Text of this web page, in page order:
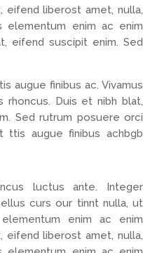
eifend liberost amet, nulla,
elementum enim ac enim
eifend suscipit enim. Sed
augue finibus ac. Vivamus
Duis et nibh blat,
Sed rutrum posuere orci
ttis augue finibus achbgb
luctus ante. Integer
curs our tinnt nulla, ut
enim ac enim
eifend liberost amet, nulla,